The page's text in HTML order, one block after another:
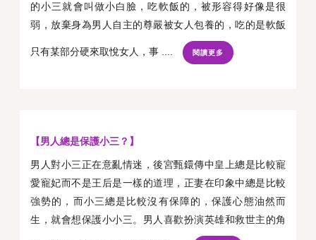
的小三就會叫做小白臉，吃軟飯的，被形容得好像是很
弱，放棄身為男人自主的尊嚴被女人包養的，吃的是軟飯
只有某部分硬來取悅女人，事 .... 閱讀更多
【男人總是保護小三？】
男人對小三正在意亂情迷，後宮甄鐶傳中皇上總是比較寵
愛寵妃而不是王后是一樣的道理，正妻在印象中總是比較
強勢的，而小三總是比較沒有保障的，保護心態油然而
生，就會想保護小小三。男人喜歡扮演英雄和救世主的角